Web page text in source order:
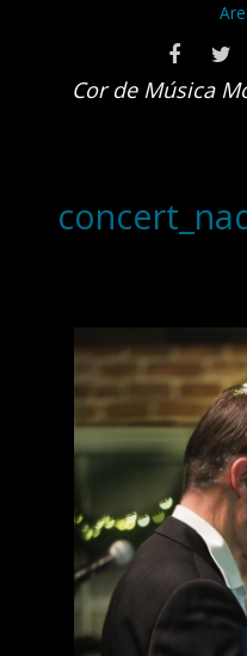
Cor de Música